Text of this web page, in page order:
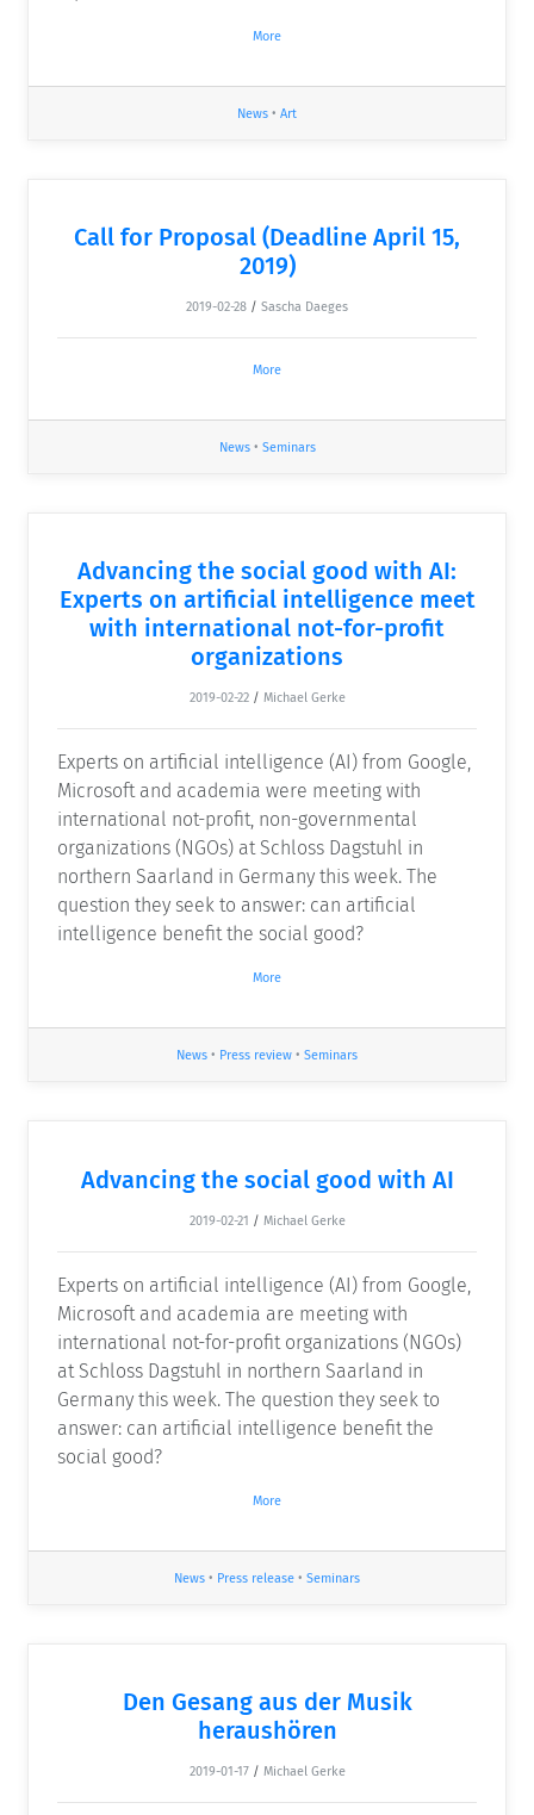
More
News • Art
Call for Proposal (Deadline April 15,
2019)
2019-02-28 / Sascha Daeges
More
News• Seminars
Advancing the social good with AI:
Experts on artificial intelligence meet
with international not-for-profit
organizations
2019-02-22 / Michael Gerke
Experts on artificial intelligence (AI) from Google,
Microsoft and academia were meeting with
international not-profit, non-governmental
organizations (NGOs) at Schloss Dagstuhl in
northern Saarland in Germany this week. The
question they seek to answer: can artificial
intelligence benefit the social good?
More
News • Press review • Seminars
Advancing the social good with AI
2019-02-21 / Michael Gerke
Experts on artificial intelligence (AI) from Google,
Microsoft and academia are meeting with
international not-for-profit organizations (NGOs)
at Schloss Dagstuhl in northern Saarland in
Germany this week. The question they seek to
answer: can artificial intelligence benefit the
social good?
More
News • Press release • Seminars
Den Gesang aus der Musik
heraushören
2019-01-17 / Michael Gerke